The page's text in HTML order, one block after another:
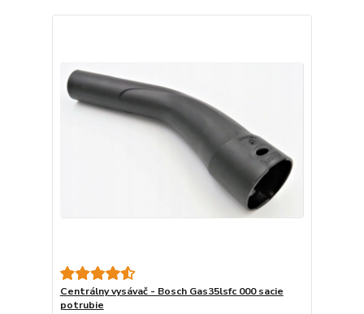
Centrálny vysávač - Bosch Gas35lsfc 000 sacie
potrubie